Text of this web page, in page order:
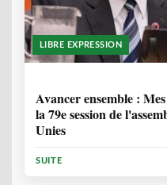
LIBRE EXPRESSION
Avancer ensemble :
la 79e session de
Unies
SUITE